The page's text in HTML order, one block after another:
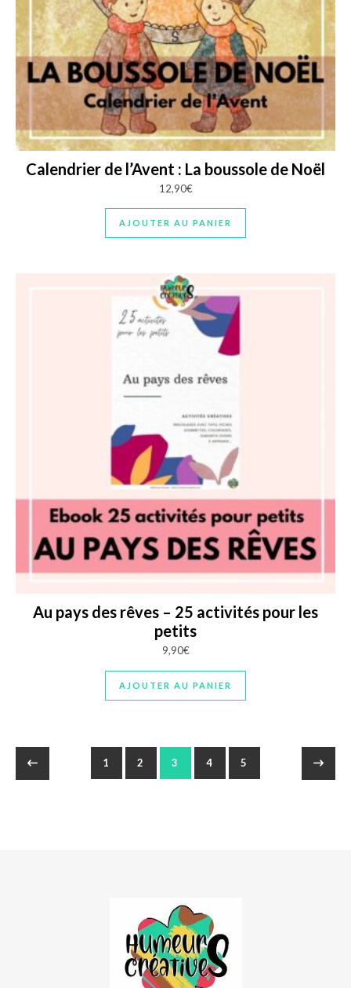
Calendrier de l’Avent : La boussole de Noël
12,90€
AJOUTER AU PANIER
Au pays des rêves – 25 activités pour les
petits
9,90€
AJOUTER AU PANIER
1 2 3 4 5